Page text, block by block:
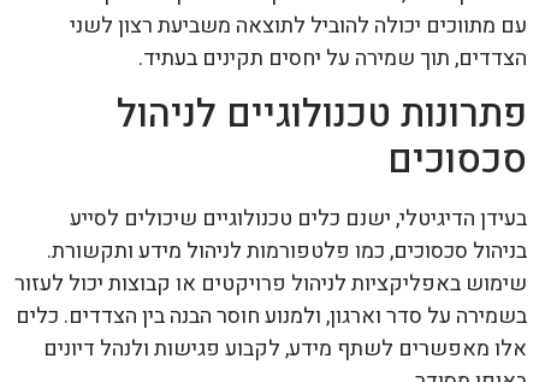
עם מתווכים יכולה להוביל לתוצאה משביעת רצון לשני
הצדדים, תוך שמירה על יחסים תקינים בעתיד.
פתרונות טכנולוגיים לניהול
סכסוכים
בעידן הדיגיטלי, ישנם כלים טכנולוגיים שיכולים לסייע
בניהול סכסוכים, כמו פלטפורמות לניהול מידע ותקשורת.
שימוש באפליקציות לניהול פרויקטים או קבוצות יכול לעזור
בשמירה על סדר וארגון, ולמנוע חוסר הבנה בין הצדדים. כלים
אלו מאפשרים לשתף מידע, לקבוע פגישות ולנהל דיונים